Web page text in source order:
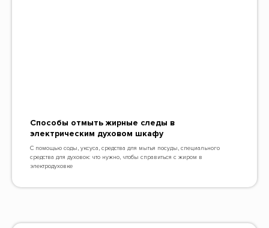
Способы отмыть жирные следы в
электрическим духовом шкафу
С помощью соды, уксуса, средства для мытья посуды, специального
средства для духовок: что нужно, чтобы справиться с жиром в
электродуховке